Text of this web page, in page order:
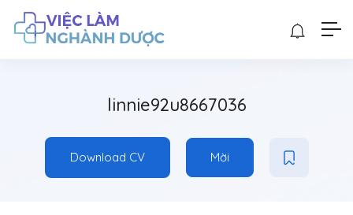
linnie92u8667036
Download CV Mời